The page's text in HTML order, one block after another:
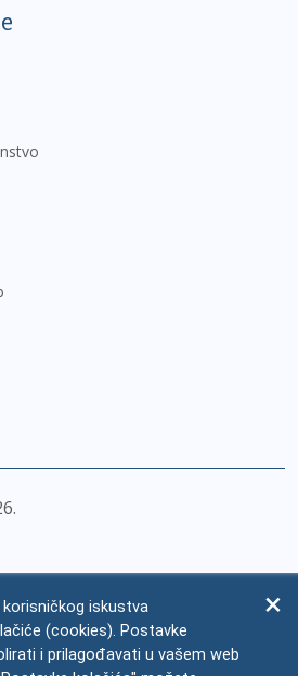
korisničkog iskustva
(cookies). Postavke
i prilagođavati u vašem web